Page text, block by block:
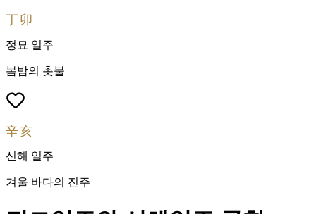
丁卯
정묘 일주
봄밤의 촛불
辛亥
신해 일주
겨울 바다의 진주